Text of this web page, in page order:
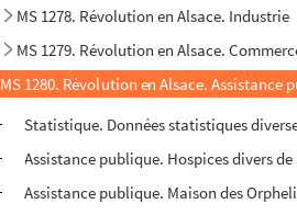
MS 1278. Révolution en Alsace. Industrie
MS 1279. Révolution en Alsace.
MS 1280. Révolution en Alsace. Assistance
Statistique. Données statistiques
Assistance publique. Hospices divers
Assistance publique. Maison des